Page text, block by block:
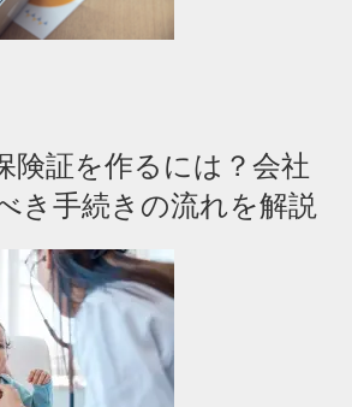
険証を作るには？会社
き手続きの流れを解説